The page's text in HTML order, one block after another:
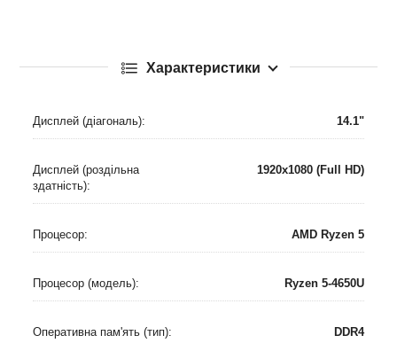
Характеристики
Дисплей (діагональ): 14.1"
Дисплей (роздільна
здатність):
1920x1080 (Full HD)
Процесор: AMD Ryzen 5
Процесор (модель): Ryzen 5-4650U
Оперативна пам'ять (тип): DDR4